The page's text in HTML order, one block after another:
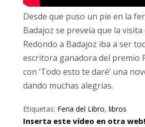
Desde que puso un pie en la
Badajoz se preveía que la
Redondo a Badajoz iba a ser
escritora ganadora del premio
con ‘Todo esto te daré’ una
dando muchas alegrías.
Etiquetas: Feria del Libro, libros
Inserta este vídeo en otra